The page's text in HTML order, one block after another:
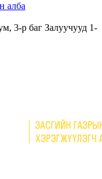
алба
3-р баг Залуучууд 1-